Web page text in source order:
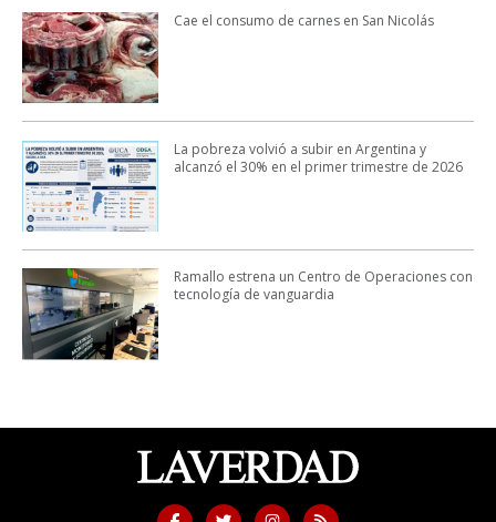
Cae el consumo de carnes en San Nicolás
La pobreza volvió a subir en Argentina y
alcanzó el 30% en el primer trimestre de 2026
Ramallo estrena un Centro de Operaciones con
tecnología de vanguardia